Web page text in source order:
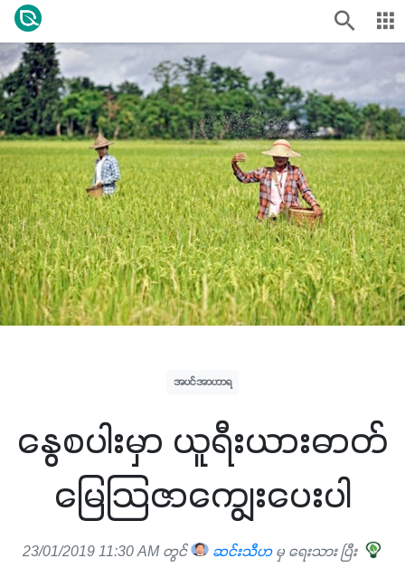
အပင်အာဟာရ
နွေစပါးမှာ ယူရီးယားဓာတ်
မြေသြဇာကျွေးပေးပါ
23/01/2019 11:30 AM တွင် ဆင်းသီဟမှ ရေးသား ပြီး